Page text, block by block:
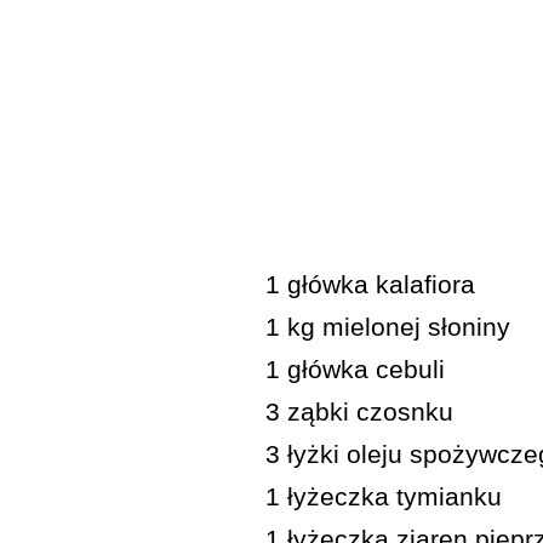
1 główka kalafiora
1 kg mielonej słoniny
1 główka cebuli
3 ząbki czosnku
3 łyżki oleju
1 łyżeczka tymianku